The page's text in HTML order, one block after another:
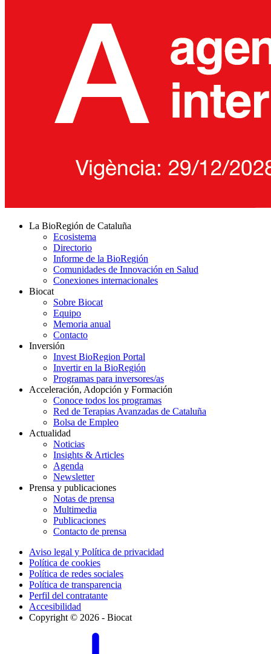
La BioRegión de Cataluña
Ecosistema
Directorio
Informe de la BioRegión
Comunidades de Innovación en Salud
Conexiones internacionales
Biocat
Sobre Biocat
Equipo
Memoria anual
Contacto
Inversión
Invest BioRegion Portal
Invertir en la BioRegión
Programas para inversores/as
Acceleración, Adopción y Formación
Conoce todos los programas
Red de Terapias Avanzadas de Cataluña
Bolsa de Empleo
Actualidad
Noticias
Insights & Articles
Agenda
Newsletter
Prensa y publicaciones
Notas de prensa
Multimedia
Publicaciones
Contacto de prensa
Aviso legal y Política de privacidad
Política de cookies
Política de redes sociales
Política de transparencia
Perfil del contratante
Accesibilidad
Copyright © 2026 - Biocat